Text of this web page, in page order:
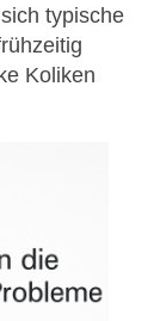
typische
Koliken